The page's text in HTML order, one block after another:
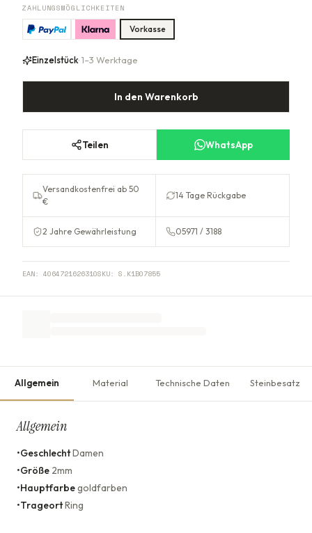
ZAHLUNGSMÖGLICHKEITEN
Vorkasse
Einzelstück· 1–3 Werktage
In den Warenkorb
Teilen WhatsApp
Versandkostenfrei ab 50
€
14 Tage Rückgabe
2 Jahre Gewährleistung 05971 / 3188
EAN: 4064721626310SKU: S.K1B07855
Allgemein Material Technische Daten Steinbesatz
Allgemein
•GeschlechtDamen
•Größe 2mm
•Hauptfarbegoldfarben
•TrageortRing